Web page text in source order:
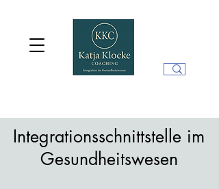
Integrationsschnittstelle im
Gesundheitswesen